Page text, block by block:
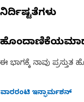
ನಿರ್ದಿಷ್ಟತೆಗಳು
ಈ ಭಾಗಕ್ಕೆ ನಾವು
ವಾರರಂಟಿ ಇನ್ಫಾರ್ಮಶನ್